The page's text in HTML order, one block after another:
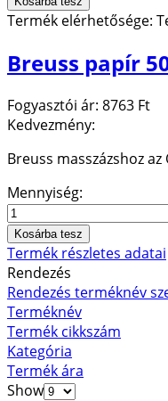
Termék elérhetősége:
Breuss papír
Fogyasztói ár: 8763 Ft
Kedvezmény:
Breuss masszázshoz
Mennyiség:
Termék részletes adatai
Rendezés
Rendezés terméknév
Terméknév
Termék cikkszám
Kategória
Termék ára
Show